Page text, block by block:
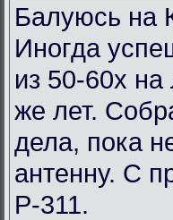
Балуюсь на
Иногда
из 50-60х
же лет.
дела, пока
антенну. С
Р-311.